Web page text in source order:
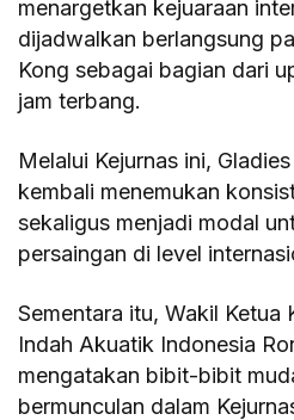
menargetkan kejuaraan
dijadwalkan berlangsung
Kong sebagai bagian dari
jam terbang.
Melalui Kejurnas ini,
kembali menemukan
sekaligus menjadi modal
persaingan di level
Sementara itu, Wakil Ketua
Indah Akuatik Indonesia
mengatakan bibit-bibit
bermunculan dalam